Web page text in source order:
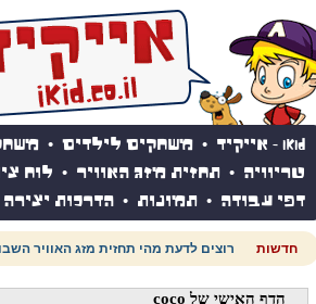
iKid - אייקיד • משחקים לילדים •
טריוויה • תחזית מזג האוויר • לוח
דפי עבודה • תמונות • הדרכות יצירה
חדשות רוצים לדעת מהי תחזית מזג האוויר
הדף האישי של coco